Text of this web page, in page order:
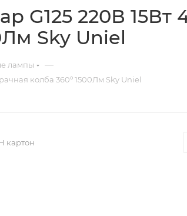
G125 220В 15Вт
Sky Uniel
лампы —
колба 360º 1500Лм Sky Uniel
картон